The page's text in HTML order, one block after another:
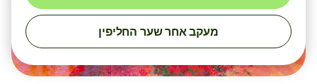
מעקב אחר שער החליפין